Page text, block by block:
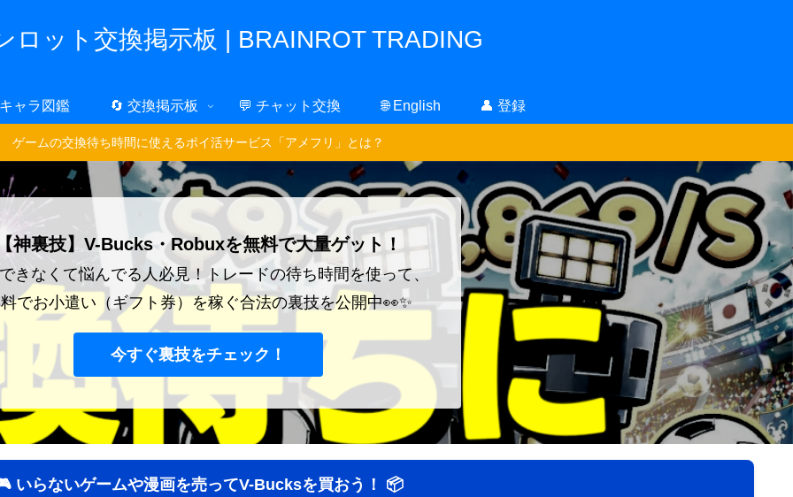
ロット交換掲示板 | BRAINROT TRADING
ャラ図鑑 🔄 交換掲示板 💬 チャット交換 🌐 English 👤 登録
ゲームの交換待ち時間に使えるポイ活サービス「アメフリ」とは？
神裏技】V-Bucks・Robuxを無料で大量ゲット！
きなくて悩んでる人必見！トレードの待ち時間を使って、
でお小遣い（ギフト券）を稼ぐ合法の裏技を公開中👀✨
今すぐ裏技をチェック！
いらないゲームや漫画を売ってV-Bucksを買おう！ 📦